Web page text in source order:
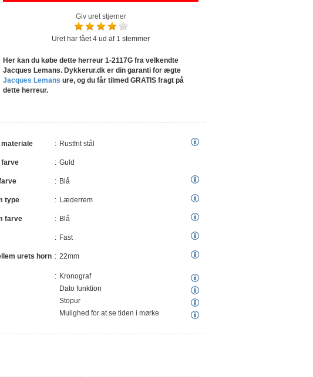
Giv uret stjerner
Uret har fået4 ud af 1 stemmer
Her kan du købe dette herreur 1-2117G fra velkendte
Jacques Lemans. Dykkerur.dk er din garanti for ægte
Jacques Lemans ure, og du får tilmed GRATIS fragt på
dette herreur.
Rustfrit stål
Guld
Blå
type Læderrem
farve Blå
Fast
urets horn 22mm
Kronograf
Dato funktion
Stopur
Mulighed for at se tiden i mørke